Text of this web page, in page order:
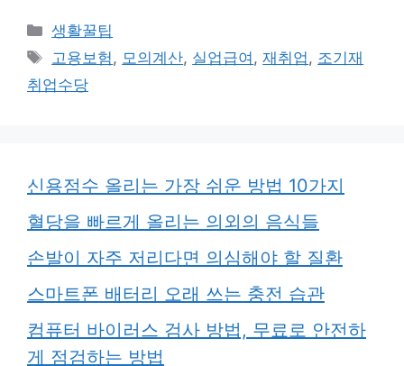
카
테
리
생활꿀팁
태
그
고용보험, 모의계산, 실업급여 ,재취업, 조기재
취업수당
신용점수 올리는 가장 쉬운 방법 10가지
혈당을 빠르게 올리는 의외의 음식들
손발이 자주 저리다면 의심해야 할 질환
스마트폰 배터리 오래 쓰는 충전 습관
컴퓨터 바이러스 검사 방법, 무료로 안전하
게 점검하는 방법